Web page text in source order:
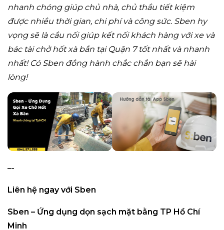
nhanh chóng giúp chủ nhà, chủ thầu tiết kiệm
được nhiều thời gian, chi phí và công sức. Sben hy
vọng sẽ là cầu nối giúp kết nối khách hàng với xe và
bác tài chở hốt xà bần tại Quận 7 tốt nhất và nhanh
nhất! Có Sben đồng hành chắc chắn bạn sẽ hài
lòng!
–-
Liên hệ ngay với Sben
Sben – Ứng dụng dọn sạch mặt bằng TP Hồ Chí
Minh